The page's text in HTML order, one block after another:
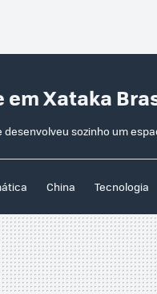
Xataka
desenvolveu sozinho um
China Tecnologia